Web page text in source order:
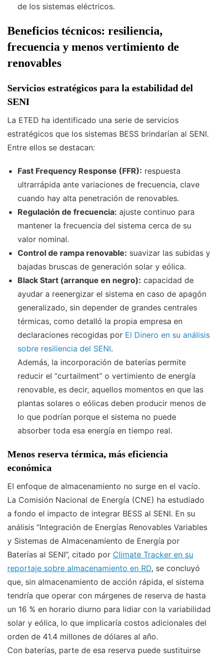
de los sistemas eléctricos.
Beneficios técnicos: resiliencia,
frecuencia y menos vertimiento de
renovables
Servicios estratégicos para la estabilidad del
SENI
La ETED ha identificado una serie de servicios
estratégicos que los sistemas BESS brindarían al SENI.
Entre ellos se destacan:
Fast Frequency Response (FFR): respuesta
ultrarrápida ante variaciones de frecuencia, clave
cuando hay alta penetración de renovables.
Regulación de frecuencia: ajuste continuo para
mantener la frecuencia del sistema cerca de su
valor nominal.
Control de rampa renovable: suavizar las subidas y
bajadas bruscas de generación solar y eólica.
Black Start (arranque en negro): capacidad de
ayudar a reenergizar el sistema en caso de apagón
generalizado, sin depender de grandes centrales
térmicas, como detalló la propia empresa en
declaraciones recogidas por El Dinero en su análisis
sobre resiliencia del SENI.
Además, la incorporación de baterías permite
reducir el “curtailment” o vertimiento de energía
renovable, es decir, aquellos momentos en que las
plantas solares o eólicas deben producir menos de
lo que podrían porque el sistema no puede
absorber toda esa energía en tiempo real.
Menos reserva térmica, más eficiencia
económica
El enfoque de almacenamiento no surge en el vacío.
La Comisión Nacional de Energía (CNE) ha estudiado
a fondo el impacto de integrar BESS al SENI. En su
análisis “Integración de Energías Renovables Variables
y Sistemas de Almacenamiento de Energía por
Baterías al SENI”, citado por Climate Tracker en su
reportaje sobre almacenamiento en RD, se concluyó
que, sin almacenamiento de acción rápida, el sistema
tendría que operar con márgenes de reserva de hasta
un 16 % en horario diurno para lidiar con la variabilidad
solar y eólica, lo que implicaría costos adicionales del
orden de 41.4 millones de dólares al año.
Con baterías, parte de esa reserva puede sustituirse